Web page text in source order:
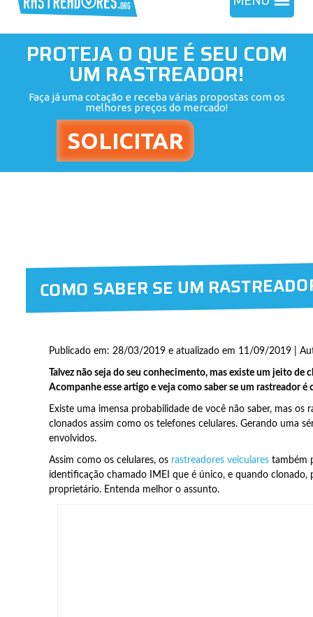
PROTEJA O QUE É SEU COM
UM RASTREADOR!
Faça já uma cotação e receba várias propostas com os
melhores preços do mercado!
COMO SABER SE UM
Publicado em: 28/03/2019 e atualizado em 11/09/2019 |
Talvez não seja do seu conhecimento, mas existe um jeito
Acompanhe esse artigo e veja como saber se um rastreador é
Existe uma imensa probabilidade de você não saber, mas os
clonados assim como os telefones celulares. Gerando uma
envolvidos.
Assim como os celulares, os rastreadores veicularestambém
identificação chamado IMEI que é único, e quando clonado,
proprietário. Entenda melhor o assunto.